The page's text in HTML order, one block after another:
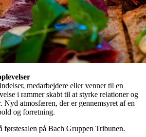
medarbejdere eller venner til en
i rammer skabt til at styrke relationer og
Nyd atmosfæren, der er gennemsyret af en
og forretning.
førstesalen på Bach Gruppen Tribunen.